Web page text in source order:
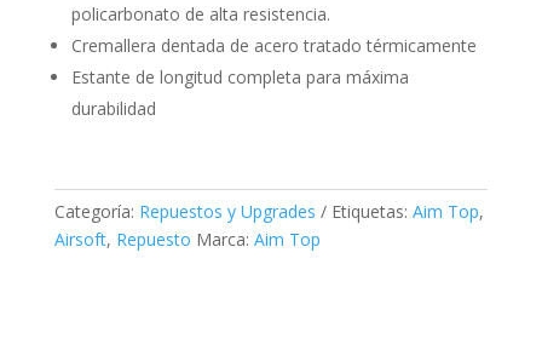
policarbonato de alta resistencia.
Cremallera dentada de acero tratado térmicamente
Estante de longitud completa para máxima
durabilidad
Categoría: Repuestos y Upgrades Etiquetas: Aim Top,
Airsoft, Repuesto Marca: Aim Top